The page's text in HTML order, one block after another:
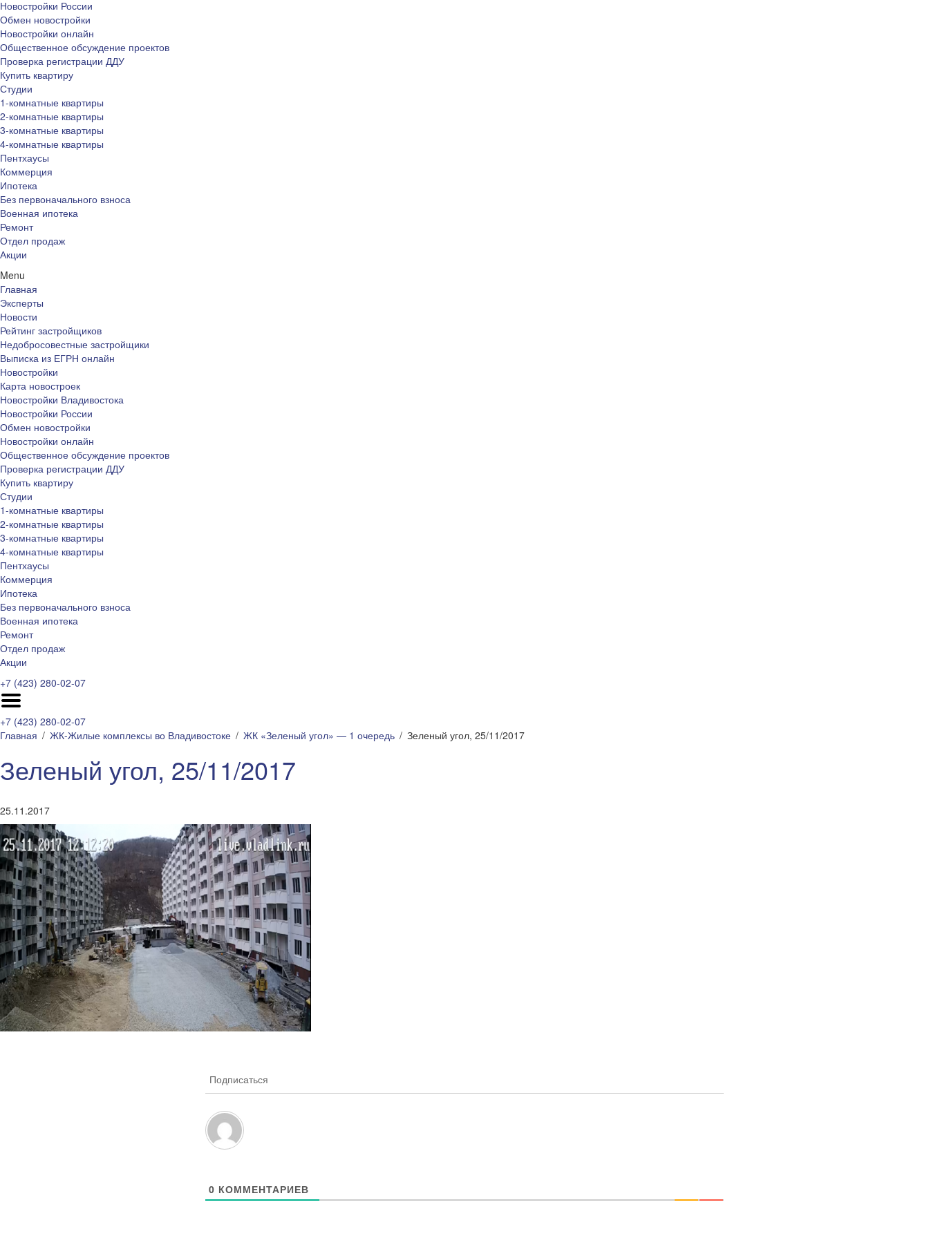
Новостройки России
Обмен новостройки
Новостройки онлайн
Общественное обсуждение проектов
Проверка регистрации ДДУ
Купить квартиру
Студии
1-комнатные квартиры
2-комнатные квартиры
3-комнатные квартиры
4-комнатные квартиры
Пентхаусы
Коммерция
Ипотека
Без первоначального взноса
Военная ипотека
Ремонт
Отдел продаж
Акции
Menu
Главная
Эксперты
Новости
Рейтинг застройщиков
Недобросовестные застройщики
Выписка из ЕГРН онлайн
Новостройки
Карта новостроек
Новостройки Владивостока
Новостройки России
Обмен новостройки
Новостройки онлайн
Общественное обсуждение проектов
Проверка регистрации ДДУ
Купить квартиру
Студии
1-комнатные квартиры
2-комнатные квартиры
3-комнатные квартиры
4-комнатные квартиры
Пентхаусы
Коммерция
Ипотека
Без первоначального взноса
Военная ипотека
Ремонт
Отдел продаж
Акции
+7 (423) 280-02-07
+7 (423) 280-02-07
Главная
ЖК-Жилые комплексы во Владивостоке ЖК «Зеленый угол» — 1 очередь Зеленый угол, 25/11/2017
Зеленый угол, 25/11/2017
25.11.2017
Подписаться
0 КОММЕНТАРИЕВ